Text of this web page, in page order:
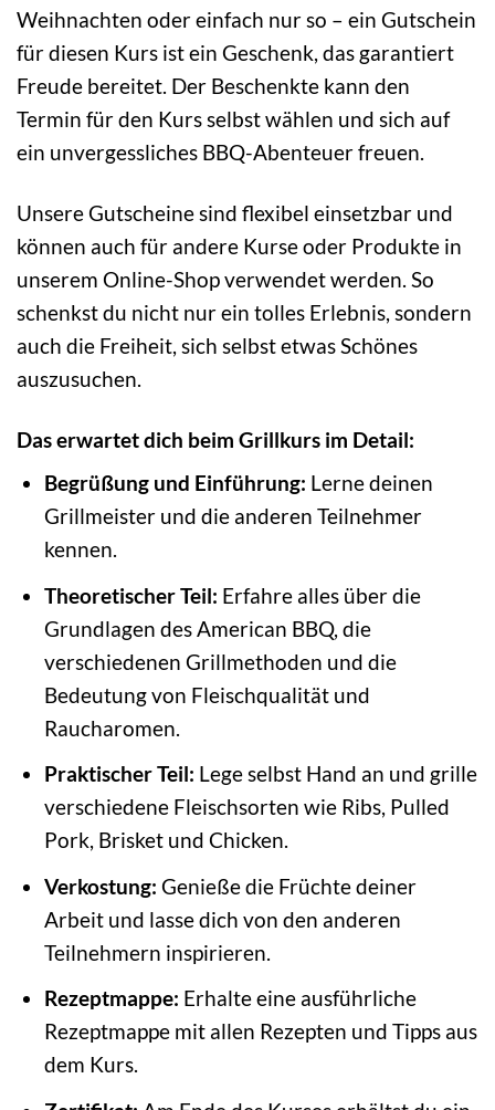
Weihnachten oder einfach nur so – ein Gutschein
für diesen Kurs ist ein Geschenk, das garantiert
Freude bereitet. Der Beschenkte kann den
Termin für den Kurs selbst wählen und sich auf
ein unvergessliches BBQ-Abenteuer freuen.
Unsere Gutscheine sind flexibel einsetzbar und
können auch für andere Kurse oder Produkte in
unserem Online-Shop verwendet werden. So
schenkst du nicht nur ein tolles Erlebnis, sondern
auch die Freiheit, sich selbst etwas Schönes
auszusuchen.
Das erwartet dich beim Grillkurs im Detail:
Begrüßung und Einführung: Lerne deinen
Grillmeister und die anderen Teilnehmer
kennen.
Theoretischer Teil: Erfahre alles über die
Grundlagen des American BBQ, die
verschiedenen Grillmethoden und die
Bedeutung von Fleischqualität und
Raucharomen.
Praktischer Teil: Lege selbst Hand an und grille
verschiedene Fleischsorten wie Ribs, Pulled
Pork, Brisket und Chicken.
Verkostung: Genieße die Früchte deiner
Arbeit und lasse dich von den anderen
Teilnehmern inspirieren.
Rezeptmappe: Erhalte eine ausführliche
Rezeptmappe mit allen Rezepten und Tipps aus
dem Kurs.